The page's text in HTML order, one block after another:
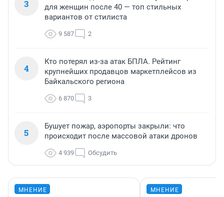
3
для женщин после 40 — топ стильных
вариантов от стилиста
9 587 2
4
Кто потерял из-за атак БПЛА. Рейтинг
крупнейших продавцов маркетплейсов из
Байкальского региона
6 870 3
5
Бушует пожар, аэропорты закрыли: что
происходит после массовой атаки дронов
4 939 Обсудить
МНЕНИЕ МНЕНИЕ